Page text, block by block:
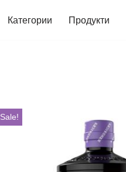
Категории Продукти
Sale!